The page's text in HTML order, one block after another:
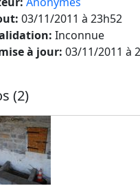
03/11/2011 à 23h52
Inconnue
à jour: 03/11/2011 à
(2)